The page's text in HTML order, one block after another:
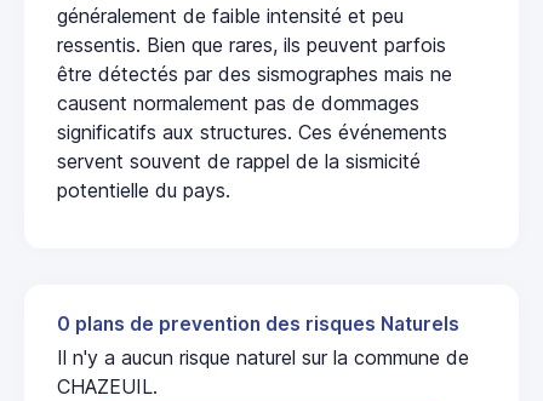
généralement de faible intensité et peu
ressentis. Bien que rares, ils peuvent parfois
être détectés par des sismographes mais ne
causent normalement pas de dommages
significatifs aux structures. Ces événements
servent souvent de rappel de la sismicité
potentielle du pays.
0 plans de prevention des risques Naturels
Il n'y a aucun risque naturel sur la commune de
CHAZEUIL.